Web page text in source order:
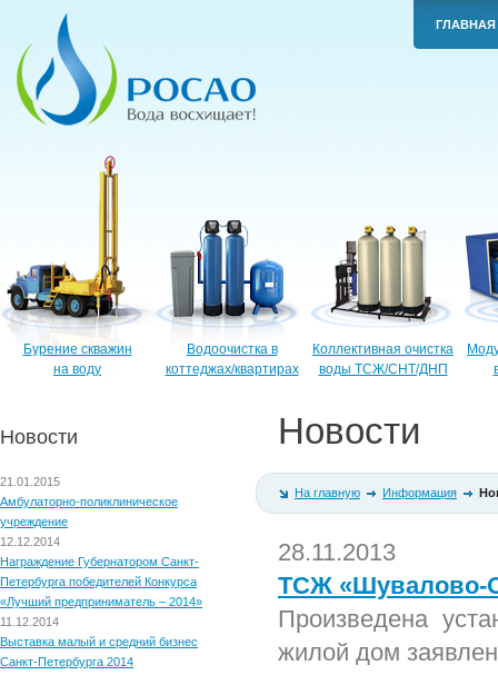
ГЛАВНАЯ
Бурение скважин
на воду
Водоочистка в
коттеджах/квартирах
Коллективная очистка
воды ТСЖ/СНТ/ДНП
Новости
21.01.2015
Амбулаторно-поликлиническое
учреждение
12.12.2014
Награждение Губернатором Санкт-
Петербурга победителей Конкурса
«Лучший предприниматель – 2014»
11.12.2014
Выставка малый и средний бизнес
Санкт-Петербурга 2014
Новости
На главную Информация
28.11.2013
ТСЖ «Шувалово-
Произведена
жилой дом